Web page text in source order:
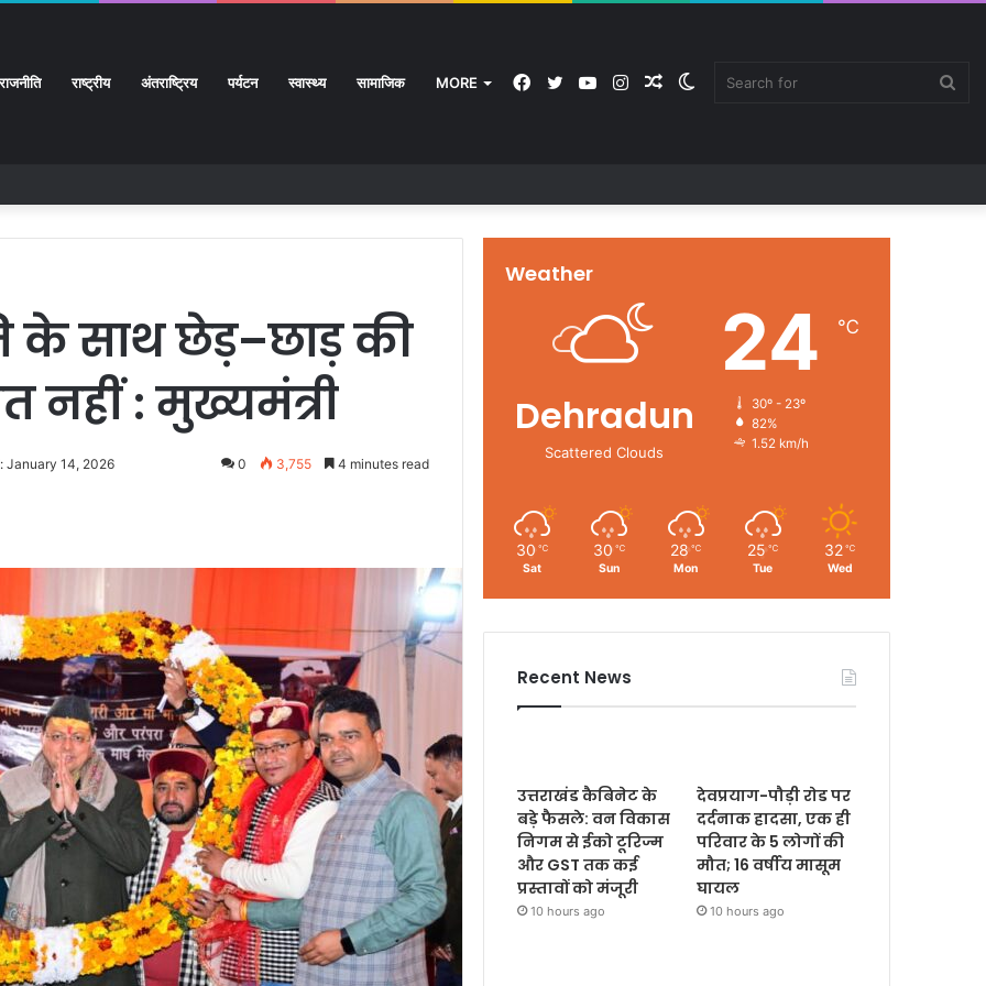
राजनीति राष्ट्रीय अंतराष्ट्रिय पर्यटन स्वास्थ्य सामाजिक MORE Switch
skin
Random
Article
Instagram
YouTube
Twitter
Facebook
के साथ छेड़–छाड़ की
नहीं : मुख्यमंत्री
January 14, 2026 0 3,755 4 minutes read
Weather
Dehradun
Scattered Clouds
24 ℃
30º - 23º
82%
1.52 km/h
30 ℃
Sat
30 ℃
Sun
28 ℃
Mon
25 ℃
Tue
32 ℃
Wed
Recent News
उत्तराखंड कैबिनेट के
बड़े फैसले: वन विकास
निगम से ईको टूरिज्म
और GST तक कई
प्रस्तावों को मंजूरी
10 hours ago
देवप्रयाग-पौड़ी रोड पर
दर्दनाक हादसा, एक ही
परिवार के 5 लोगों की
मौत; 16 वर्षीय मासूम
घायल
10 hours ago